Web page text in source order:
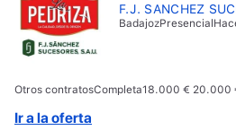
F.J. SANCHEZ
BadajozPresencial
Otros contratosCompleta18.000 € 20.000
Ir a la oferta